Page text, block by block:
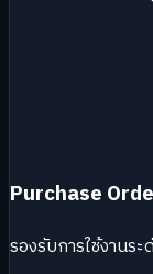
Purchase
รองรับการใช้งาน